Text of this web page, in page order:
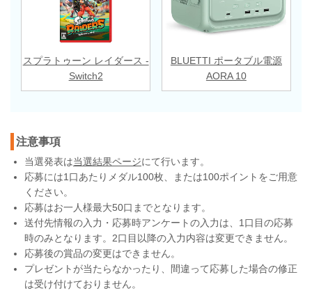
スプラトゥーン レイダース -
Switch2
BLUETTI ポータブル電源
AORA 10
注意事項
当選発表は当選結果ページにて行います。
応募には1口あたりメダル100枚、または100ポイントをご用意
ください。
応募はお一人様最大50口までとなります。
送付先情報の入力・応募時アンケートの入力は、1口目の応募
時のみとなります。2口目以降の入力内容は変更できません。
応募後の賞品の変更はできません。
プレゼントが当たらなかったり、間違って応募した場合の修正
は受け付けておりません。